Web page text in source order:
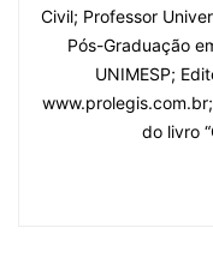
Civil; Professor
Pós-Graduação
UNIMESP;
do livro